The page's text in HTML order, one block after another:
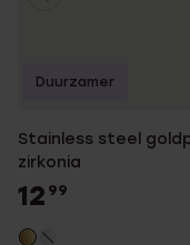
Stainless steel
zirkonia
12 99
Duurzamer